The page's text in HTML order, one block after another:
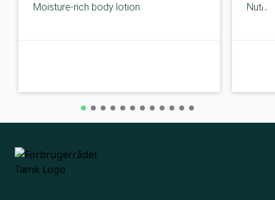
Moisture-rich body lotion